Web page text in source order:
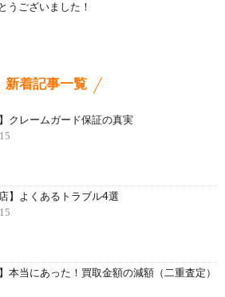
うございました！
新着記事一覧
】クレームガード保証の真実
】よくあるトラブル4選
本当にあった！買取金額の減額（二重査定）